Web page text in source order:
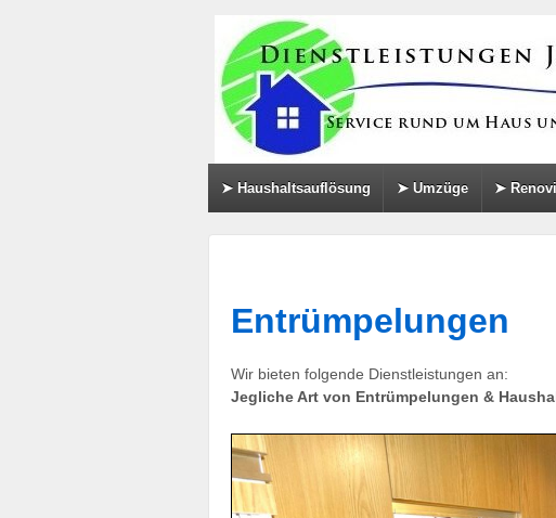
TO
MAIN
CONTENT
➤ Haushaltsauflösung ➤ Umzüge ➤
Entrümpelungen
Wir bieten folgende Dienstleistungen an:
Jegliche Art von Entrümpelungen &
info heading
info content